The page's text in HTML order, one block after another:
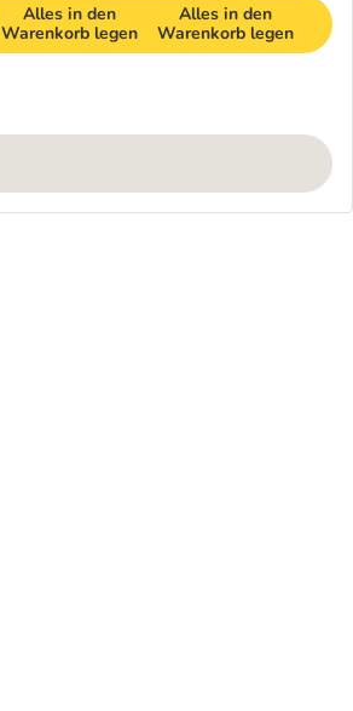
Alles in den
Warenkorb legen
Alles in den
Warenkorb legen